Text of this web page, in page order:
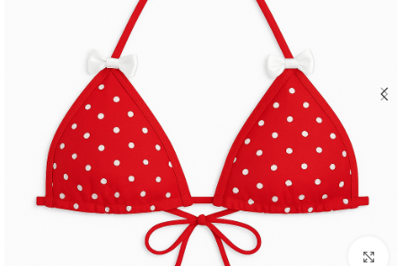
תַּפְרִיט
הֵנְּגִישׁוּת
ALT+0
Click to enlarge